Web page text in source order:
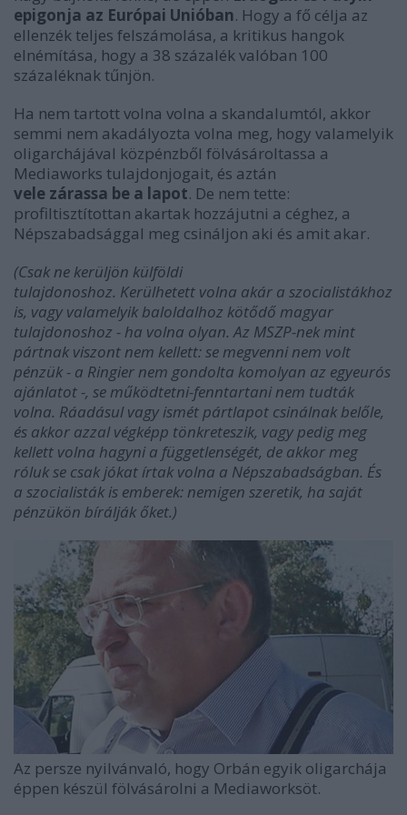
epigonja az Európai Unióban. Hogy a fő célja az
ellenzék teljes felszámolása, a kritikus hangok
elnémítása, hogy a 38 százalék valóban 100
százaléknak tűnjön.
Ha nem tartott volna volna a skandalumtól, akkor
semmi nem akadályozta volna meg, hogy valamelyik
oligarchájával közpénzből fölvásároltassa a
Mediaworks tulajdonjogait, és aztán
vele zárassa be a lapot. De nem tette:
profiltisztítottan akartak hozzájutni a céghez, a
Népszabadsággal meg csináljon aki és amit akar.
(Csak ne kerüljön külföldi
tulajdonoshoz. Kerülhetett volna akár a szocialistákhoz
is, vagy valamelyik baloldalhoz kötődő magyar
tulajdonoshoz - ha volna olyan. Az MSZP-nek mint
pártnak viszont nem kellett: se megvenni nem volt
pénzük - a Ringier nem gondolta komolyan az egyeurós
ajánlatot -, se működtetni-fenntartani nem tudták
volna. Ráadásul vagy ismét pártlapot csinálnak belőle,
és akkor azzal végképp tönkreteszik, vagy pedig meg
kellett volna hagyni a függetlenségét, de akkor meg
róluk se csak jókat írtak volna a Népszabadságban. És
a szocialisták is emberek: nemigen szeretik, ha saját
pénzükön bírálják őket.)
Az persze nyilvánvaló, hogy Orbán egyik oligarchája
éppen készül fölvásárolni a Mediaworksöt.